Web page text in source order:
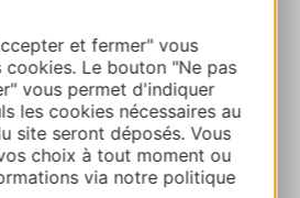
et fermer" vous
Le bouton "Ne pas
vous permet d'indiquer
les cookies nécessaires au
site seront déposés. Vous
choix à tout moment ou
via notre politique